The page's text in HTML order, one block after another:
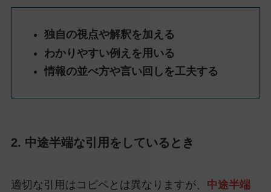
独自の視点や解釈を加える
わかりやすい例えを用いる
情報の並べ方や言い回しを工夫する
2. 中途半端な引用をしているとき
適切な引用はコピペとは異なりますが、 中途半端